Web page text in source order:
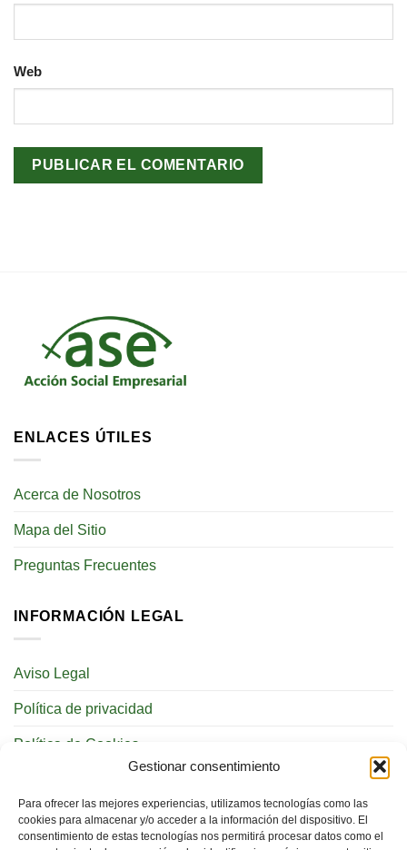
Gestionar consentimiento
Para ofrecer las mejores experiencias, utilizamos tecnologías como las
cookies para almacenar y/o acceder a la información del dispositivo. El
consentimiento de estas tecnologías nos permitirá procesar datos como el
Web
ENLACES ÚTILES
Acerca de Nosotros
Mapa del Sitio
Preguntas Frecuentes
INFORMACIÓN LEGAL
Aviso Legal
Política de privacidad
Política de Cookies